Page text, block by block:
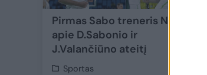
Pirmas Sabo treneris NBA –
apie D.Sabonio ir
J.Valančiūno ateitį
Sportas